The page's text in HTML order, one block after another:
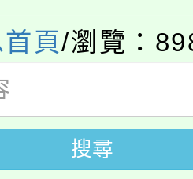
名參加。
審查程序及
人才培育課程
115學年度第
師甄選結果(
融保險知識
學年度學生
頁/瀏覽：
搜尋